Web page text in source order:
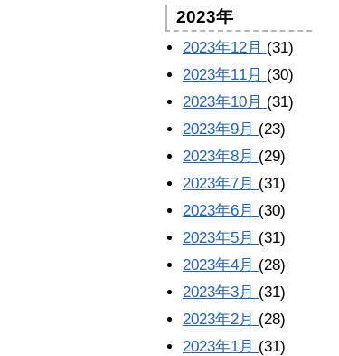
2023年
2023年12月 (31)
2023年11月 (30)
2023年10月 (31)
2023年9月 (23)
2023年8月 (29)
2023年7月 (31)
2023年6月 (30)
2023年5月 (31)
2023年4月 (28)
2023年3月 (31)
2023年2月 (28)
2023年1月 (31)